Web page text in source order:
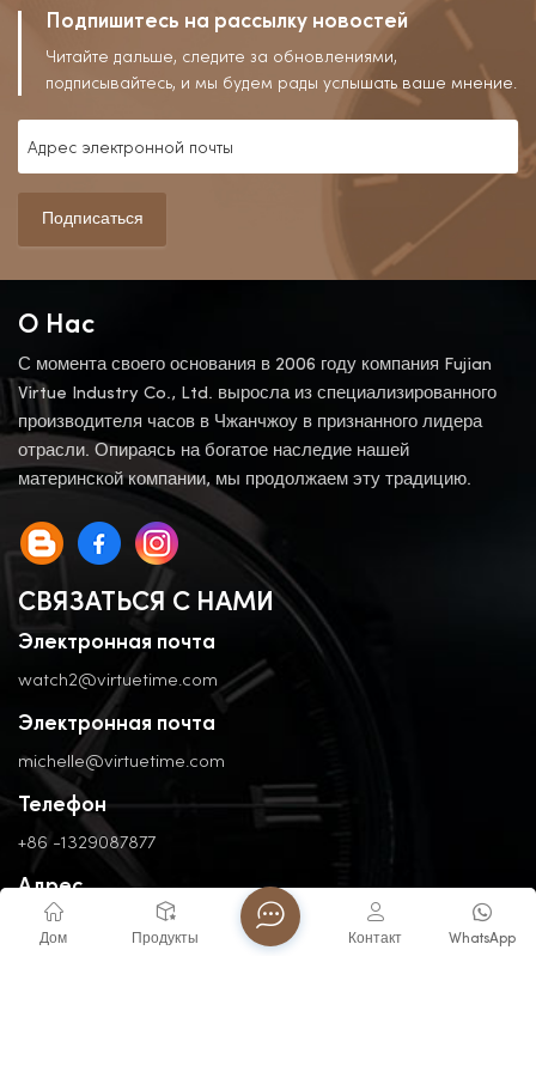
Подпишитесь на рассылку новостей
Читайте дальше, следите за обновлениями,
подписывайтесь, и мы будем рады услышать ваше мнение.
Подписаться
О Нас
С момента своего основания в 2006 году компания Fujian
Virtue Industry Co., Ltd. выросла из специализированного
производителя часов в Чжанчжоу в признанного лидера
отрасли. Опираясь на богатое наследие нашей
материнской компании, мы продолжаем эту традицию.
СВЯЗАТЬСЯ С НАМИ
Электронная почта
watch2@virtuetime.com
Электронная почта
michelle@virtuetime.com
Телефон
+86 -1329087877
Адрес
No. 3, Nanpu Road, Jinfeng Industrial Zone, Zhangzhou, Fujian,
China
Дом Продукты WhatsApp
Контакт